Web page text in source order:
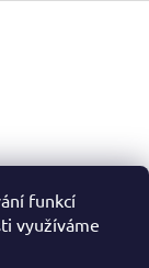
funkcí
využíváme